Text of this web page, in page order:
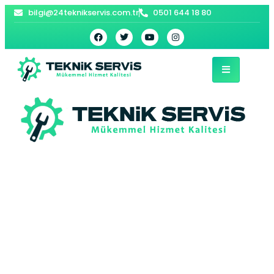
bilgi@24teknikservis.com.tr 0501 644 18 80